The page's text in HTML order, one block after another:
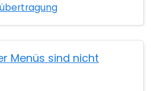
Menüs sind nicht